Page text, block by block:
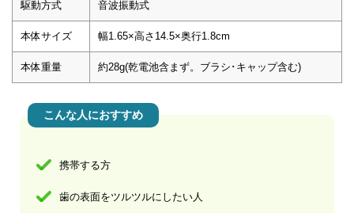
駆動方式 音波振動式
本体サイズ 幅1.65×高さ14.5×奥行1.8cm
本体重量 約28g(乾電池含まず。ブラシ･キャップ含む)
こんな人におすすめ
携帯する方
歯の表面をツルツルにしたい人